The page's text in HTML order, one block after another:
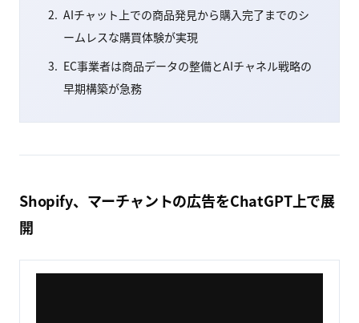
AIチャット上での商品発見から購入完了までのシ
ームレスな購買体験が実現
EC事業者は商品データの整備とAIチャネル戦略の
早期構築が急務
Shopify、マーチャントの広告をChatGPT上で展
開